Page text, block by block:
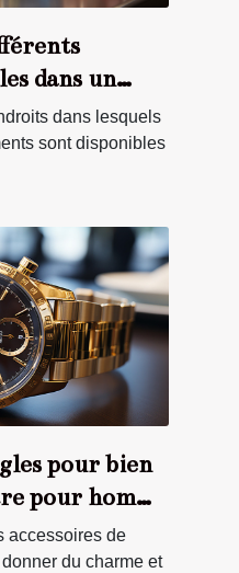
dans un
dans lesquels
sont disponibles
pour bien
pour homme
accessoires de
du charme et